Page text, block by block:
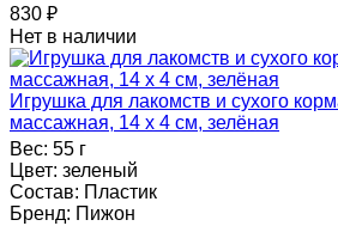
830 ₽
Нет в наличии
Игрушка для лакомств и сухого
массажная, 14 х 4 см, зелёная
Вес: 55 г
Цвет: зеленый
Состав: Пластик
Бренд: Пижон